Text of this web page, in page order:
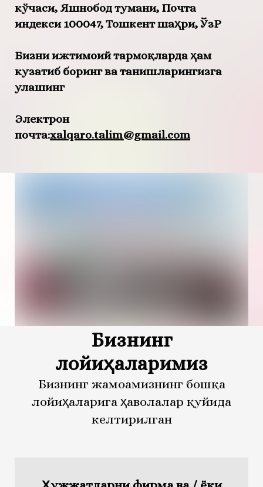
кўчаси, Яшнобод тумани, Почта
индекси 100047, Тошкент шаҳри, ЎзР
Бизни ижтимоий тармоқларда ҳам
кузатиб боринг ва танишларингизга
улашинг
Электрон
почта:xalqaro.talim@gmail.com
Бизнинг
лойиҳаларимиз
Бизнинг жамоамизнинг бошқа
лойиҳаларига ҳаволалар қуйида
келтирилган